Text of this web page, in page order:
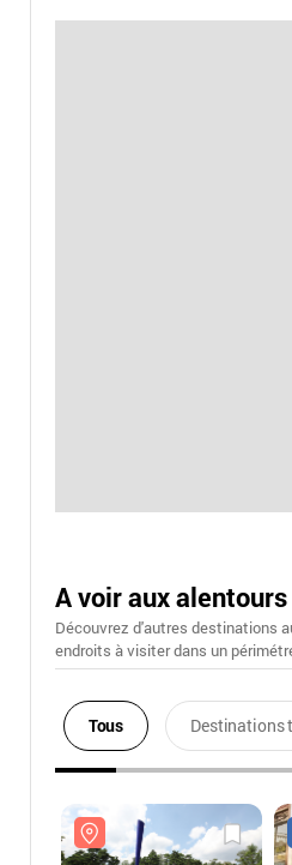
A voir aux alentours
Découvrez d'autres destinations
endroits à visiter dans un
Tous Destinations